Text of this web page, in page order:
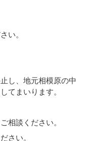
い。
し、地元相模原の中
てまいります。
相談ください。
さい。